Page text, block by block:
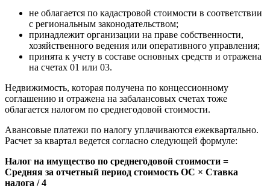
не облагается по кадастровой стоимости в соответствии
с региональным законодательством;
принадлежит организации на праве собственности,
хозяйственного ведения или оперативного управления;
принята к учету в составе основных средств и отражена
на счетах 01 или 03.
Недвижимость, которая получена по концессионному
соглашению и отражена на забалансовых счетах тоже
облагается налогом по среднегодовой стоимости.
Авансовые платежи по налогу уплачиваются ежеквартально.
Расчет за квартал ведется согласно следующей формуле:
Налог на имущество по среднегодовой стоимости =
Средняя за отчетный период стоимость ОС × Ставка
налога / 4